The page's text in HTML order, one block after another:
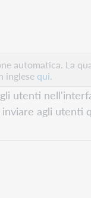
automatica. La
inglese qui.
utenti
agli